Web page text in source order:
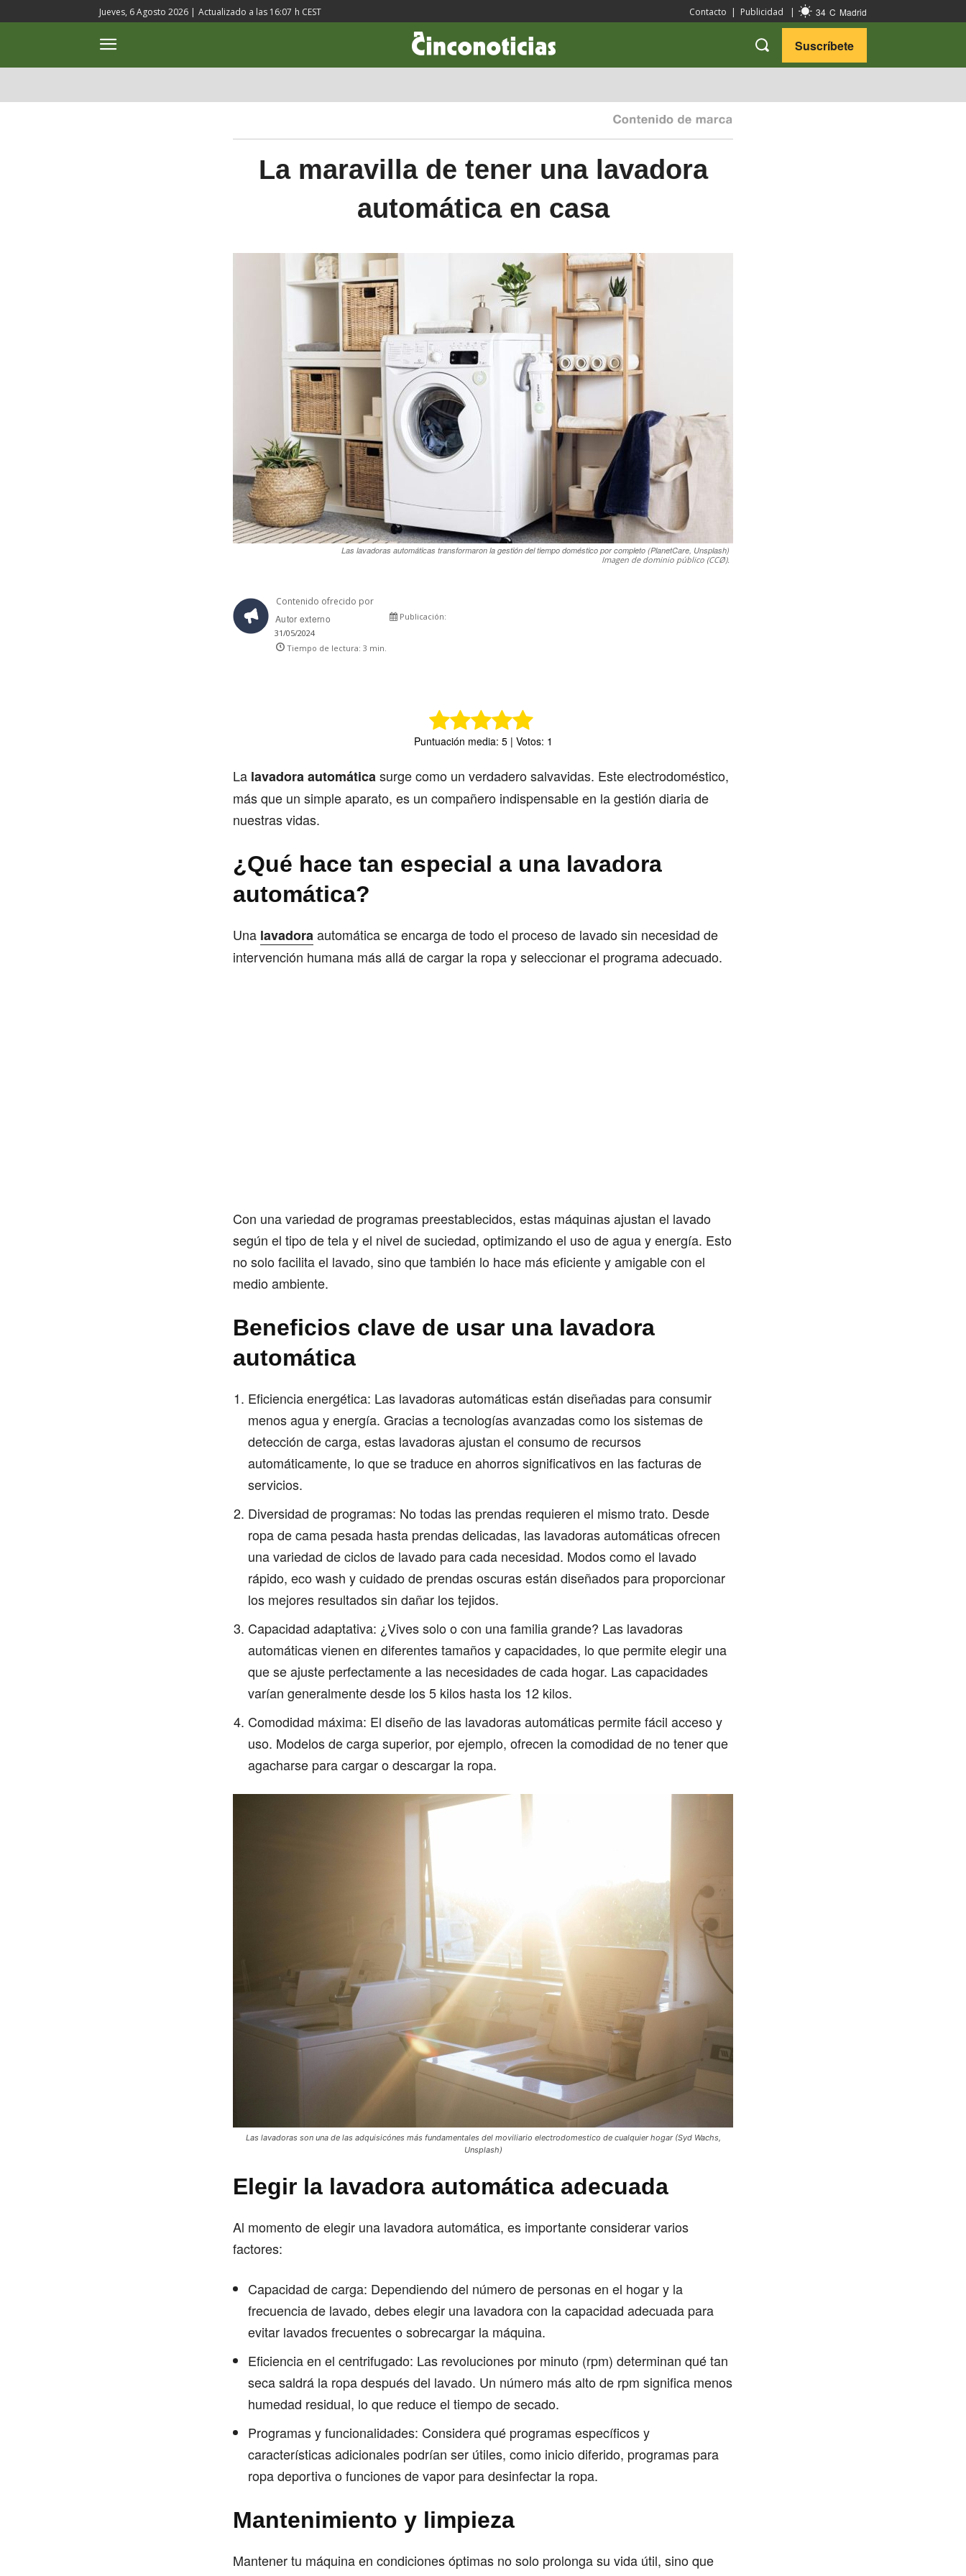
Jueves, 6 Agosto 2026 | Actualizado a las 16:07 h CEST Contacto | Publicidad | 34 C Madrid
Suscríbete
La maravilla de tener una lavadora
automática en casa
Las lavadoras automáticas transformaron la gestión del tiempo doméstico por completo (PlanetCare, Unsplash)
Imagen de dominio público (CCØ).
Contenido ofrecido por
Autor externo
Publicación:
31/05/2024
Tiempo de lectura: 3 min.
Puntuación media: 5 | Votos: 1
La lavadora automáticasurge como un verdadero salvavidas. Este electrodoméstico,
más que un simple aparato, es un compañero indispensable en la gestión diaria de
nuestras vidas.
¿Qué hace tan especial a una lavadora
automática?
Una lavadoraautomática se encarga de todo el proceso de lavado sin necesidad de
intervención humana más allá de cargar la ropa y seleccionar el programa adecuado.
Con una variedad de programas preestablecidos, estas máquinas ajustan el lavado
según el tipo de tela y el nivel de suciedad, optimizando el uso de agua y energía. Esto
no solo facilita el lavado, sino que también lo hace más eficiente y amigable con el
medio ambiente​.
Beneficios clave de usar una lavadora
automática
Eficiencia energética: Las lavadoras automáticas están diseñadas para consumir
menos agua y energía. Gracias a tecnologías avanzadas como los sistemas de
detección de carga, estas lavadoras ajustan el consumo de recursos
automáticamente, lo que se traduce en ahorros significativos en las facturas de
servicios​.
Diversidad de programas: No todas las prendas requieren el mismo trato. Desde
ropa de cama pesada hasta prendas delicadas, las lavadoras automáticas ofrecen
una variedad de ciclos de lavado para cada necesidad. Modos como el lavado
rápido, eco wash y cuidado de prendas oscuras están diseñados para proporcionar
los mejores resultados sin dañar los tejidos​.
Capacidad adaptativa: ¿Vives solo o con una familia grande? Las lavadoras
automáticas vienen en diferentes tamaños y capacidades, lo que permite elegir una
que se ajuste perfectamente a las necesidades de cada hogar. Las capacidades
varían generalmente desde los 5 kilos hasta los 12 kilos​.
Comodidad máxima: El diseño de las lavadoras automáticas permite fácil acceso y
uso. Modelos de carga superior, por ejemplo, ofrecen la comodidad de no tener que
agacharse para cargar o descargar la ropa.
Las lavadoras son una de las adquisicónes más fundamentales del moviliario electrodomestico de cualquier hogar (Syd Wachs,
Unsplash)
Elegir la lavadora automática adecuada
Al momento de elegir una lavadora automática, es importante considerar varios
factores:
Capacidad de carga: Dependiendo del número de personas en el hogar y la
frecuencia de lavado, debes elegir una lavadora con la capacidad adecuada para
evitar lavados frecuentes o sobrecargar la máquina.
Eficiencia en el centrifugado: Las revoluciones por minuto (rpm) determinan qué tan
seca saldrá la ropa después del lavado. Un número más alto de rpm significa menos
humedad residual, lo que reduce el tiempo de secado.
Programas y funcionalidades: Considera qué programas específicos y
características adicionales podrían ser útiles, como inicio diferido, programas para
ropa deportiva o funciones de vapor para desinfectar la ropa.
Mantenimiento y limpieza
Mantener tu máquina en condiciones óptimas no solo prolonga su vida útil, sino que